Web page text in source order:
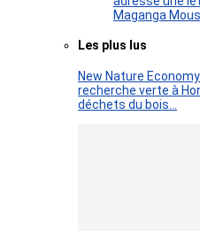
Maganga
Les plus lus
New Nature
recherche verte à
déchets du bois…